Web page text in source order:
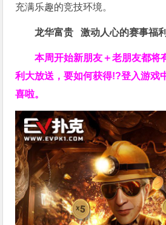
充满乐趣的竞技环境。
龙华富贵 激动人心的赛事福
本周开始新朋友＋老朋友都将
利大放送，要如何获得!?登入游戏
喜啦。